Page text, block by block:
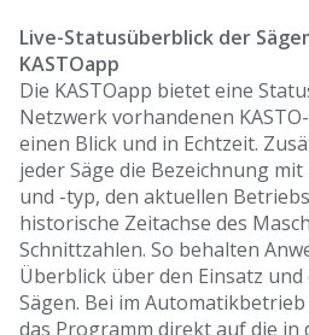
Live-Statusüberblick der
KASTOapp
Die KASTOapp bietet eine
Netzwerk vorhandenen
einen Blick und in Echtzeit.
jeder Säge die Bezeichnung
und -typ, den aktuellen
historische Zeitachse des
Schnittzahlen. So behalten
Überblick über den Einsatz
Sägen. Bei im
das Programm direkt auf die in